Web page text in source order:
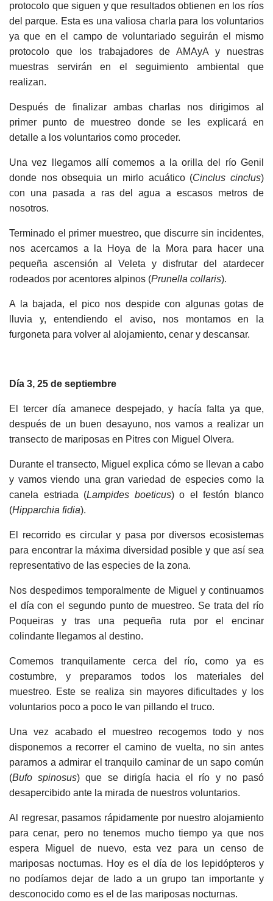
protocolo que siguen y que resultados obtienen en los ríos
del parque. Esta es una valiosa charla para los voluntarios
ya que en el campo de voluntariado seguirán el mismo
protocolo que los trabajadores de AMAyA y nuestras
muestras servirán en el seguimiento ambiental que
realizan.
Después de finalizar ambas charlas nos dirigimos al
primer punto de muestreo donde se les explicará en
detalle a los voluntarios como proceder.
Una vez llegamos allí comemos a la orilla del río Genil
donde nos obsequia un mirlo acuático (Cinclus cinclus)
con una pasada a ras del agua a escasos metros de
nosotros.
Terminado el primer muestreo, que discurre sin incidentes,
nos acercamos a la Hoya de la Mora para hacer una
pequeña ascensión al Veleta y disfrutar del atardecer
rodeados por acentores alpinos (Prunella collaris).
A la bajada, el pico nos despide con algunas gotas de
lluvia y, entendiendo el aviso, nos montamos en la
furgoneta para volver al alojamiento, cenar y descansar.
Día 3, 25 de septiembre
El tercer día amanece despejado, y hacía falta ya que,
después de un buen desayuno, nos vamos a realizar un
transecto de mariposas en Pitres con Miguel Olvera.
Durante el transecto, Miguel explica cómo se llevan a cabo
y vamos viendo una gran variedad de especies como la
canela estriada (Lampides boeticus) o el festón blanco
(Hipparchia fidia).
El recorrido es circular y pasa por diversos ecosistemas
para encontrar la máxima diversidad posible y que así sea
representativo de las especies de la zona.
Nos despedimos temporalmente de Miguel y continuamos
el día con el segundo punto de muestreo. Se trata del río
Poqueiras y tras una pequeña ruta por el encinar
colindante llegamos al destino.
Comemos tranquilamente cerca del río, como ya es
costumbre, y preparamos todos los materiales del
muestreo. Este se realiza sin mayores dificultades y los
voluntarios poco a poco le van pillando el truco.
Una vez acabado el muestreo recogemos todo y nos
disponemos a recorrer el camino de vuelta, no sin antes
pararnos a admirar el tranquilo caminar de un sapo común
(Bufo spinosus) que se dirigía hacia el río y no pasó
desapercibido ante la mirada de nuestros voluntarios.
Al regresar, pasamos rápidamente por nuestro alojamiento
para cenar, pero no tenemos mucho tiempo ya que nos
espera Miguel de nuevo, esta vez para un censo de
mariposas nocturnas. Hoy es el día de los lepidópteros y
no podíamos dejar de lado a un grupo tan importante y
desconocido como es el de las mariposas nocturnas.